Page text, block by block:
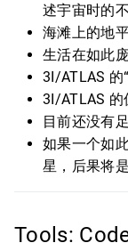
述宇宙时的不
海滩上的地
生活在如此
3I/ATLAS 的
3I/ATLAS 的
目前还没有
如果一个如
星，后果将
Tools: